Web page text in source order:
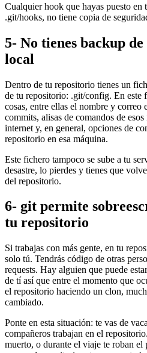
Cualquier hook que hayas puesto en
.git/hooks, no tiene copia de
5- No tienes backup
local
Dentro de tu repositorio tienes un
de tu repositorio: .git/config. En este
cosas, entre ellas el nombre y correo
commits, alisas de comandos de
internet y, en general, opciones de
repositorio en esa máquina.
Este fichero tampoco se sube a tu
desastre, lo pierdes y tienes que
del repositorio.
6- git permite
tu repositorio
Si trabajas con más gente, en tu
solo tú. Tendrás código de otras
requests. Hay alguien que puede
de tí así que entre el momento que
el repositorio haciendo un clon,
cambiado.
Ponte en esta situación: te vas de
compañeros trabajan en el
muerto, o durante el viaje te roban el